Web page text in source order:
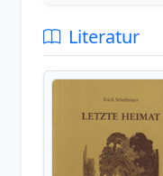
Literatur